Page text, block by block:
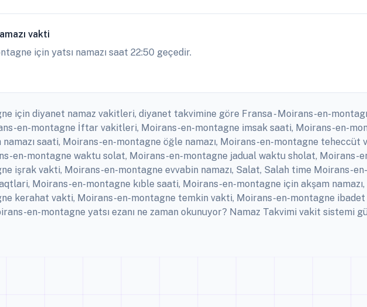
vakti
için yatsı namazı saat 22:50 geçedir.
için diyanet namaz vakitleri, diyanet takvimine göre Fransa - Moirans-en-
en-montagne İftar vakitleri, Moirans-en-montagne imsak saati, Moirans-en-
saati, Moirans-en-montagne öğle namazı, Moirans-en-montagne
en-montagne waktu solat, Moirans-en-montagne jadual waktu sholat, Moirans-
işrak vakti, Moirans-en-montagne evvabin namazı, Salat, Salah time Moirans-
Moirans-en-montagne kıble saati, Moirans-en-montagne için akşam
kerahat vakti, Moirans-en-montagne temkin vakti, Moirans-en-montagne
en-montagne yatsı ezanı ne zaman okunuyor? Namaz Takvimi vakit sistemi